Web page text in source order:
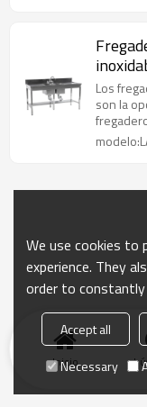
Los
son la
soportar
Inicio
We use cookies to
experience. They
order to
Accept all
Necessary